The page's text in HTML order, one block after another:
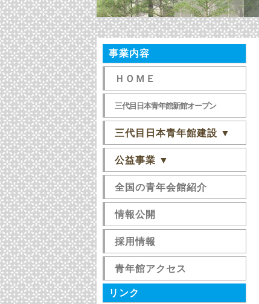
事業内容
ＨＯＭＥ
三代目日本青年館新館オープン
三代目日本青年館建設 ▼
公益事業 ▼
全国の青年会館紹介
情報公開
採用情報
青年館アクセス
リンク